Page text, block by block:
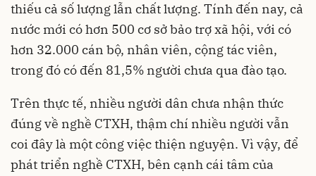
thiếu cả số lượng lẫn chất lượng. Tính đến nay, cả
nước mới có hơn 500 cơ sở bảo trợ xã hội, với có
hơn 32.000 cán bộ, nhân viên, cộng tác viên,
trong đó có đến 81,5% người chưa qua đào tạo.
Trên thực tế, nhiều người dân chưa nhận thức
đúng về nghề CTXH, thậm chí nhiều người vẫn
coi đây là một công việc thiện nguyện. Vì vậy, để
phát triển nghề CTXH, bên cạnh cái tâm của